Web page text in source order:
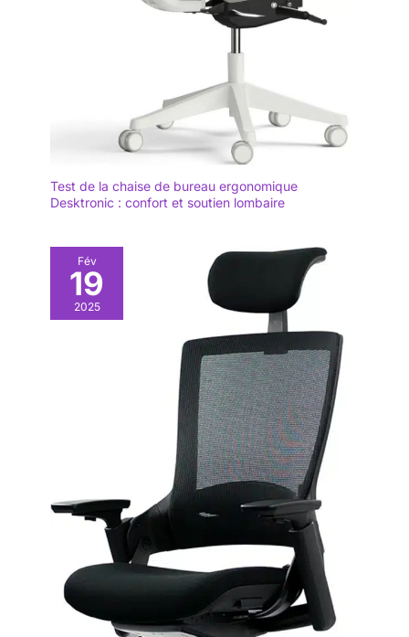
Test de la chaise de bureau ergonomique
Desktronic : confort et soutien lombaire
Fév
19
2025